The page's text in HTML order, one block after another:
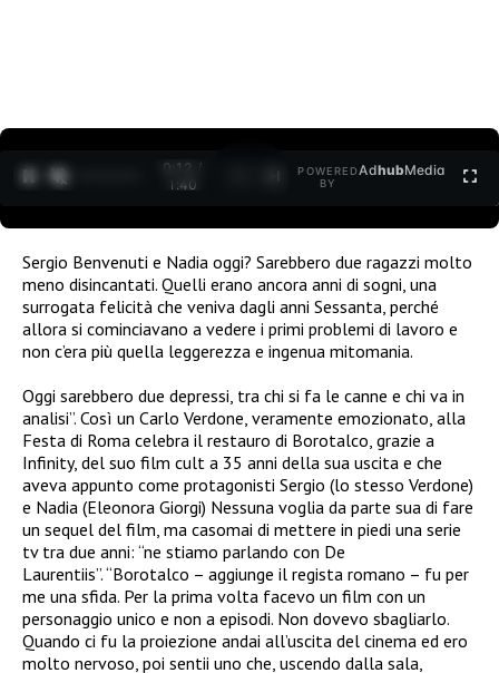
0:12 /
1:40
POWERED
BY
AdhubMedia
Sergio Benvenuti e Nadia oggi? Sarebbero due ragazzi molto
meno disincantati. Quelli erano ancora anni di sogni, una
surrogata felicità che veniva dagli anni Sessanta, perché
allora si cominciavano a vedere i primi problemi di lavoro e
non c’era più quella leggerezza e ingenua mitomania.
Oggi sarebbero due depressi, tra chi si fa le canne e chi va in
analisi”. Così un Carlo Verdone, veramente emozionato, alla
Festa di Roma celebra il restauro di Borotalco, grazie a
Infinity, del suo film cult a 35 anni della sua uscita e che
aveva appunto come protagonisti Sergio (lo stesso Verdone)
e Nadia (Eleonora Giorgi) Nessuna voglia da parte sua di fare
un sequel del film, ma casomai di mettere in piedi una serie
tv tra due anni: “ne stiamo parlando con De
Laurentiis”. “Borotalco – aggiunge il regista romano – fu per
me una sfida. Per la prima volta facevo un film con un
personaggio unico e non a episodi. Non dovevo sbagliarlo.
Quando ci fu la proiezione andai all’uscita del cinema ed ero
molto nervoso, poi sentii uno che, uscendo dalla sala,